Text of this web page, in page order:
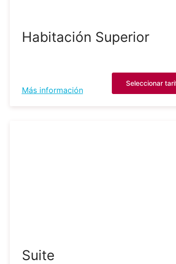
Habitación Superior
Más información
Seleccionar
Suite